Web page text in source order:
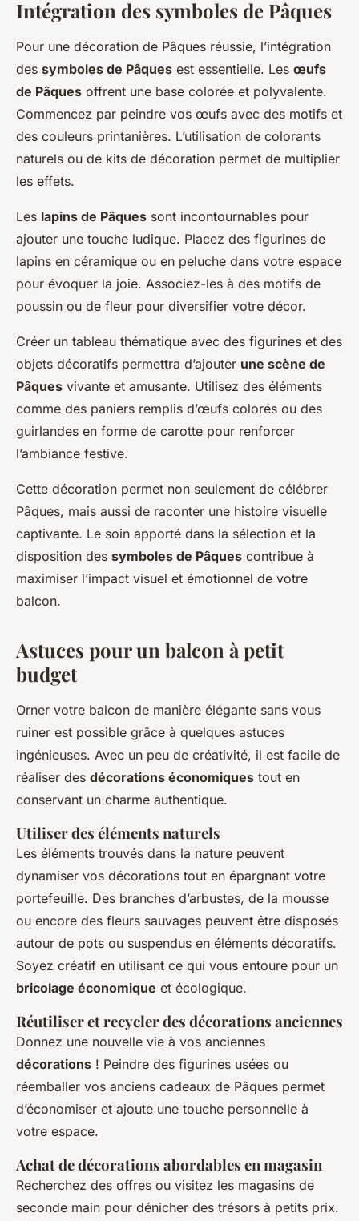
Intégration des symboles de Pâques
Pour une décoration de Pâques réussie, l’intégration
des symboles de Pâques est essentielle. Les œufs
de Pâques offrent une base colorée et polyvalente.
Commencez par peindre vos œufs avec des motifs et
des couleurs printanières. L’utilisation de colorants
naturels ou de kits de décoration permet de multiplier
les effets.
Les lapins de Pâques sont incontournables pour
ajouter une touche ludique. Placez des figurines de
lapins en céramique ou en peluche dans votre espace
pour évoquer la joie. Associez-les à des motifs de
poussin ou de fleur pour diversifier votre décor.
Créer un tableau thématique avec des figurines et des
objets décoratifs permettra d’ajouter une scène de
Pâques vivante et amusante. Utilisez des éléments
comme des paniers remplis d’œufs colorés ou des
guirlandes en forme de carotte pour renforcer
l’ambiance festive.
Cette décoration permet non seulement de célébrer
Pâques, mais aussi de raconter une histoire visuelle
captivante. Le soin apporté dans la sélection et la
disposition des symboles de Pâques contribue à
maximiser l’impact visuel et émotionnel de votre
balcon.
Astuces pour un balcon à petit
budget
Orner votre balcon de manière élégante sans vous
ruiner est possible grâce à quelques astuces
ingénieuses. Avec un peu de créativité, il est facile de
réaliser des décorations économiques tout en
conservant un charme authentique.
Utiliser des éléments naturels
Les éléments trouvés dans la nature peuvent
dynamiser vos décorations tout en épargnant votre
portefeuille. Des branches d’arbustes, de la mousse
ou encore des fleurs sauvages peuvent être disposés
autour de pots ou suspendus en éléments décoratifs.
Soyez créatif en utilisant ce qui vous entoure pour un
bricolage économique et écologique.
Réutiliser et recycler des décorations anciennes
Donnez une nouvelle vie à vos anciennes
décorations ! Peindre des figurines usées ou
réemballer vos anciens cadeaux de Pâques permet
d’économiser et ajoute une touche personnelle à
votre espace.
Achat de décorations abordables en magasin
Recherchez des offres ou visitez les magasins de
seconde main pour dénicher des trésors à petits prix.